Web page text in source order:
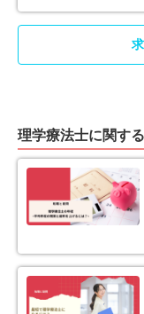
守口市 60
寝屋川市 71
松原市 27
和泉市
柏原市
理学療法士に関す